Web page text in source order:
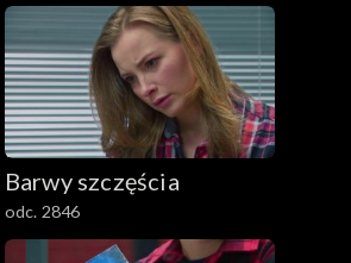
Barwy szczęścia
odc. 2846